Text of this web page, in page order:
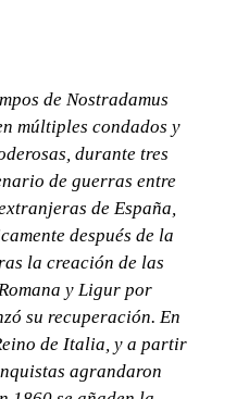
de Nostradamus
múltiples condados y
durante tres
de guerras entre
de España,
después de la
la creación de las
y Ligur por
su recuperación. En
de Italia, y a partir
agrandaron